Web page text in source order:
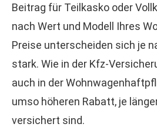
Beitrag für Teilkasko oder
nach Wert und Modell Ihres
Preise unterscheiden sich je
stark. Wie in der Kfz-
auch in der
umso höheren Rabatt, je
versichert sind.